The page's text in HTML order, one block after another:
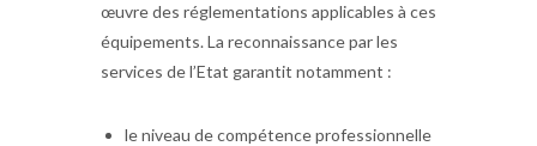
œuvre des réglementations applicables à ces
équipements. La reconnaissance par les
services de l’Etat garantit notamment :
le niveau de compétence professionnelle